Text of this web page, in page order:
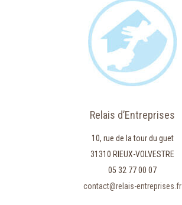
Relais d’Entreprises
10, rue de la tour du guet
31310 RIEUX-VOLVESTRE
05 32 77 00 07
contact@relais-entreprises.fr